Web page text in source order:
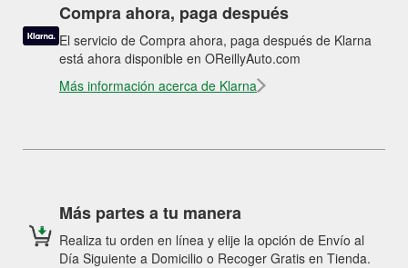
Compra ahora, paga después
El servicio de Compra ahora, paga después de Klarna
está ahora disponible en OReillyAuto.com
Más información acerca de Klarna
Más partes a tu manera
Realiza tu orden en línea y elije la opción de Envío al
Día Siguiente a Domicilio o Recoger Gratis en Tienda.